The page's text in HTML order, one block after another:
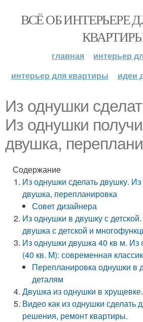
ВСЁ ОБ ИНТЕРЬЕРЕ
главная
интерьер
интерьер для квартиры
идеи
Из однушки
Из однушки
двушка,
Содержание
Из однушки сделать двушку.
двушка, перепланировка
Совет дизайнера
Из однушки в двушку с
двушка с детской и
Из однушки двушка 40 кв м. Из
(40 кв. М): современная
Перепланировка однушки в
деталям
Двушка из однушки в хрущевке.
Видео как из однушки сделать
решения, ремонт квартиры.